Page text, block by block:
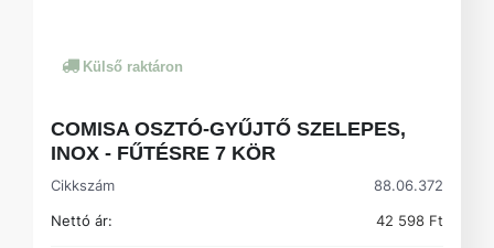
Külső raktáron
COMISA OSZTÓ-GYŰJTŐ SZELEPES,
INOX - FŰTÉSRE 7 KÖR
Cikkszám
88.06.372
Nettó ár:
42 598 Ft